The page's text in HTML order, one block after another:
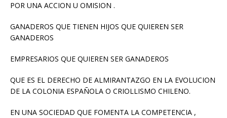
POR UNA ACCION U OMISION .
GANADEROS QUE TIENEN HIJOS QUE QUIEREN SER
GANADEROS
EMPRESARIOS QUE QUIEREN SER GANADEROS
QUE ES EL DERECHO DE ALMIRANTAZGO EN LA EVOLUCION
DE LA COLONIA ESPAÑOLA O CRIOLLISMO CHILENO.
EN UNA SOCIEDAD QUE FOMENTA LA COMPETENCIA ,